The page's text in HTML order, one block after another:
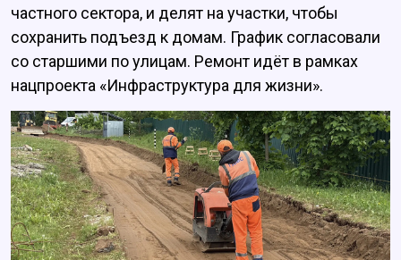
частного сектора, и делят на участки, чтобы
сохранить подъезд к домам. График согласовали
со старшими по улицам. Ремонт идёт в рамках
нацпроекта «Инфраструктура для жизни».